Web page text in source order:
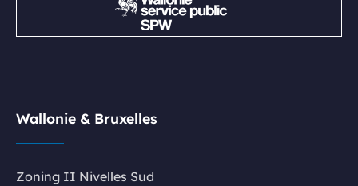
Wallonie & Bruxelles
Zoning II Nivelles Sud